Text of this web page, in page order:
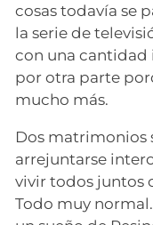
cosas todavía se
la serie de
con una cantidad
por otra parte
mucho más.
Dos matrimonios
arrejuntarse
vivir todos juntos
Todo muy